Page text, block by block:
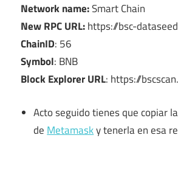
Network name:Smart Chain
New RPC URL:https://bsc-
ChainID: 56
Symbol: BNB
Block Explorer URL: https://
Acto seguido tienes que copiar
de Metamasky tenerla en esa